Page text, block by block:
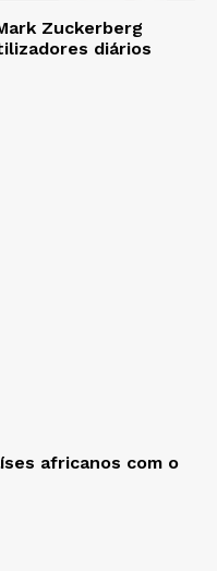
Zuckerberg
diários
africanos com o